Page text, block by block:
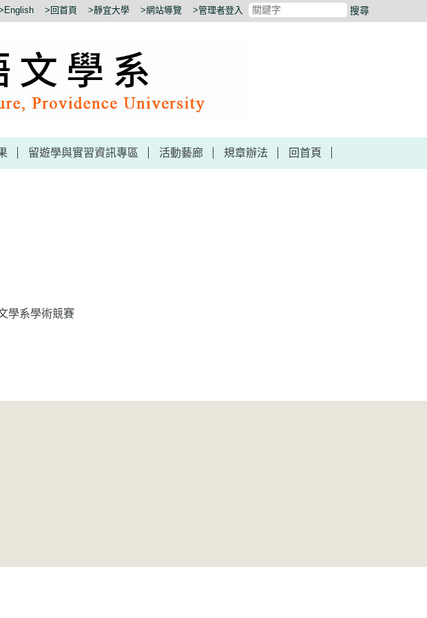
>回首頁 >靜宜大學 >網站導覽 >管理者登入 搜尋
留遊學與實習資訊專區 活動藝廊 規章辦法 回首頁
學系學術競賽